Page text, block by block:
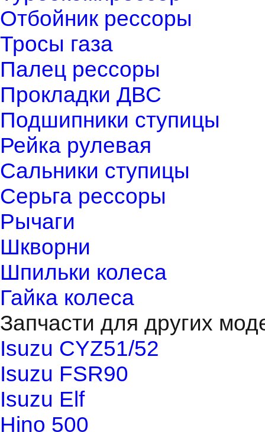
Отбойник рессоры
Тросы газа
Палец рессоры
Прокладки ДВС
Подшипники ступицы
Рейка рулевая
Сальники ступицы
Серьга рессоры
Рычаги
Шкворни
Шпильки колеса
Гайка колеса
Запчасти для других
Isuzu CYZ51/52
Isuzu FSR90
Isuzu Elf
Hino 500